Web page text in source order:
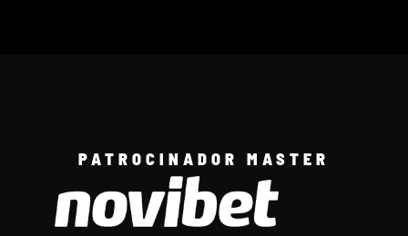
PATROCINADOR MASTER